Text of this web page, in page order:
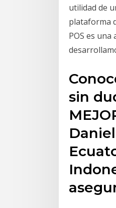
utilidad de
plataforma
POS es
sin